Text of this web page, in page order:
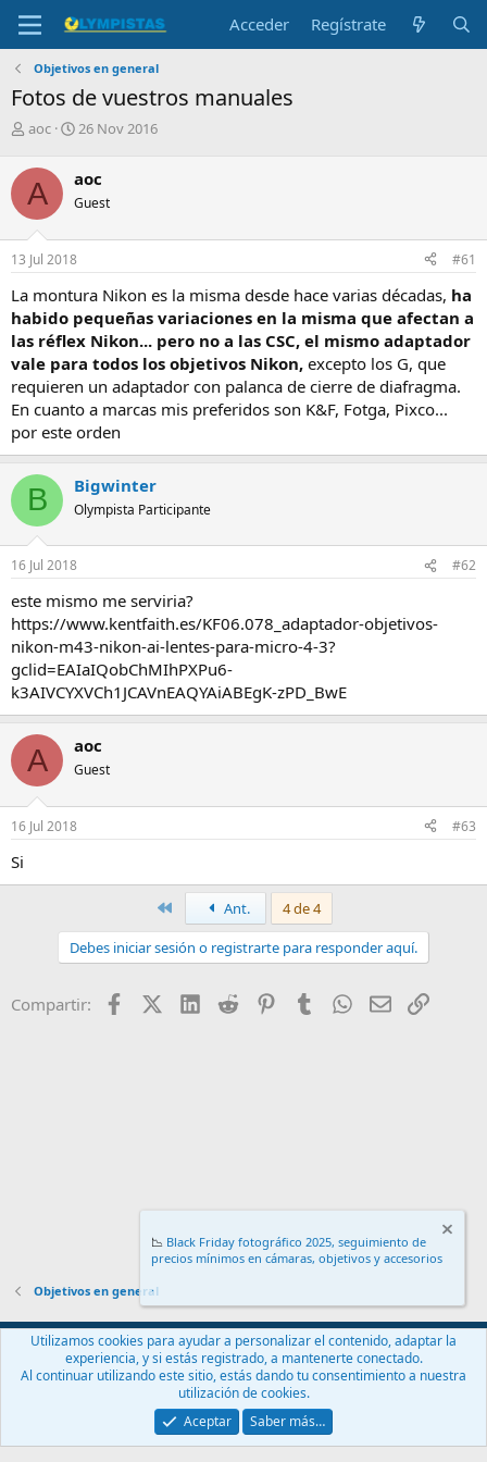
Acceder Regístrate
Objetivos en general
Fotos de vuestros manuales
I
i
c
i
a
d
o
d
e
l
t
e
m
a
aoc
F
h
a
e
i
c
i
o
26 Nov 2016
A aoc
Guest
13 Jul 2018 #61
La montura Nikon es la misma desde hace varias décadas, ha
habido pequeñas variaciones en la misma que afectan a
las réflex Nikon... pero no a las CSC, el mismo adaptador
vale para todos los objetivos Nikon, excepto los G, que
requieren un adaptador con palanca de cierre de diafragma.
En cuanto a marcas mis preferidos son K&F, Fotga, Pixco...
por este orden
B Bigwinter
Olympista Participante
16 Jul 2018 #62
este mismo me serviria?
https://www.kentfaith.es/KF06.078_adaptador-objetivos-
nikon-m43-nikon-ai-lentes-para-micro-4-3?
gclid=EAIaIQobChMIhPXPu6-
k3AIVCYXVCh1JCAVnEAQYAiABEgK-zPD_BwE
A aoc
Guest
16 Jul 2018 #63
Si
PrimeroAnt.
4 de 4
Debes iniciar sesión o registrarte para responder aquí.
Compartir: FacebookX (Twitter)
LinkedIn
Reddit PinterestTumblr WhatsApp
EmailEnlace
Objetivos en general
Español (ES)
Contáctanos
Términos y reglas Política de privacidad
Ayuda
Community platform by XenForo® © 2010-2024 XenForo Ltd.
📉 Black Friday fotográfico 2025, seguimiento de
precios mínimos en cámaras, objetivos y accesorios
.
Utilizamos cookies para ayudar a personalizar el contenido, adaptar la
experiencia, y si estás registrado, a mantenerte conectado.
Al continuar utilizando este sitio, estás dando tu consentimiento a nuestra
utilización de cookies.
Aceptar
Saber más…